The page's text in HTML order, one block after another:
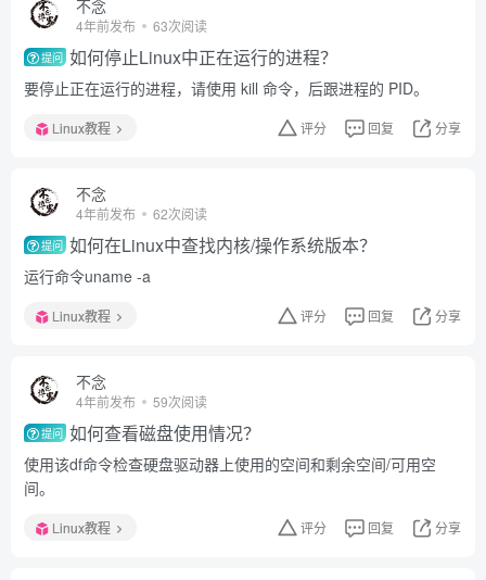
不念
4年前发布 63次阅读
提问 如何停止Linux中正在运行的进程？
要停止正在运行的进程，请使用 kill 命令，后跟进程的 PID。
Linux教程 评分 回复 分享
不念
4年前发布 62次阅读
提问 如何在Linux中查找内核/操作系统版本？
运行命令uname -a
Linux教程 评分 回复 分享
不念
4年前发布 59次阅读
提问 如何查看磁盘使用情况？
使用该df命令检查硬盘驱动器上使用的空间和剩余空间/可用空
间。
Linux教程 评分 回复 分享